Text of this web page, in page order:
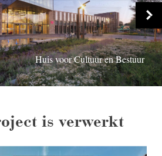
Huis voor Cultuur en Bestuur
Huis voor Cultuur en Bestuur
Huis voor Cultuur en Bestuur
Huis voor Cultuur en Bestuur
is verwerkt